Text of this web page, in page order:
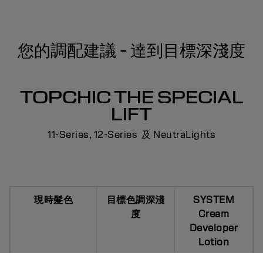
您的調配建議 - 達到目標深淺度
TOPCHIC THE SPECIAL
LIFT
11-Series, 12-Series 及 NeutraLights
現時髮色
目標色調深淺
度
SYSTEM
Cream
Developer
Lotion